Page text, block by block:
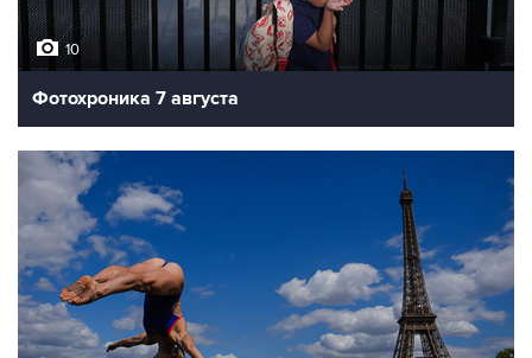
10
Фотохроника 7 августа